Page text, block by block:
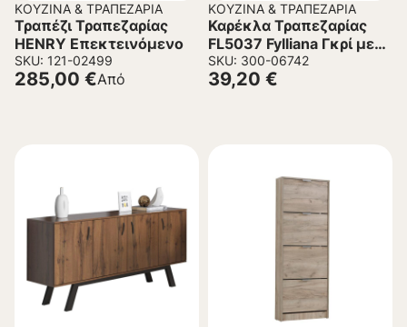
ΚΟΥΖΊΝΑ & ΤΡΑΠΕΖΑΡΊΑ
Τραπέζι Τραπεζαρίας
HENRY Επεκτεινόμενο
SKU: 121-02499
Από
285,00 €
ΚΟΥΖΊΝΑ & ΤΡΑΠΕΖΑΡΊΑ
Καρέκλα Τραπεζαρίας
FL5037 Fylliana Γκρί με
Μεταλλικά πόδια
56x43x83 εκ.
SKU: 300-06742
39,20 €